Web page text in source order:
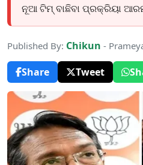
ନୂଆ ଟିମ୍ ବାଛିବା ପ୍ରକ୍ରିୟା
Published By: Chikun -
Share
Tweet